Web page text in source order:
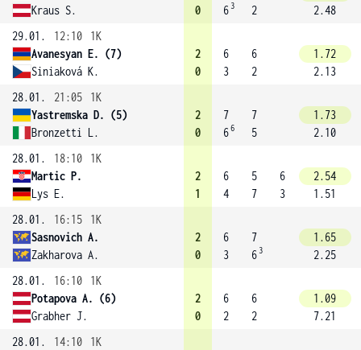
Kraus S.
0
6 3
2
2.48
29.01.
12:10
1K
Avanesyan E. (7)
Siniaková K.
2
0
6
3
6
2
1.72
2.13
28.01.
21:05
1K
Yastremska D. (5)
Bronzetti L.
2
0
7
66
7
5
1.73
2.10
28.01.
18:10
1K
Martic P.
Lys E.
2
1
6
4
5
7
6
3
2.54
1.51
28.01.
16:15
1K
Sasnovich A.
Zakharova A.
2
0
6
3
7
6 3
1.65
2.25
28.01.
16:10
1K
Potapova A. (6)
Grabher J.
2
0
6
2
6
2
1.09
7.21
28.01.
14:10
1K